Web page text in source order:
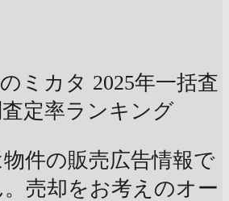
ミカタ 2025年一括査
定率ランキング
件の販売広告情報で
売却をお考えのオー